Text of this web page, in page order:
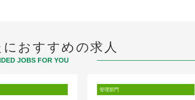
おすすめの求人
JOBS FOR YOU
管理部門